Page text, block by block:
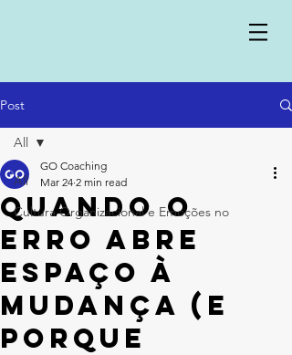
Post
All
Cultura Organizacional e Emoções no
All
Quando o
erro abre
espaço à
mudança (e
porque
GO Coaching
Mar 24 2 min read